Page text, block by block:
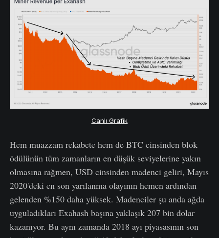
Canlı Grafik
Hem muazzam rekabete hem de BTC cinsinden blok
ödülünün tüm zamanların en düşük seviyelerine yakın
olmasına rağmen, USD cinsinden madenci geliri, Mayıs
2020'deki en son yarılanma olayının hemen ardından
gelenden %150 daha yüksek. Madenciler şu anda ağda
uyguladıkları Exahash başına yaklaşık 207 bin dolar
kazanıyor. Bu aynı zamanda 2018 ayı piyasasının son